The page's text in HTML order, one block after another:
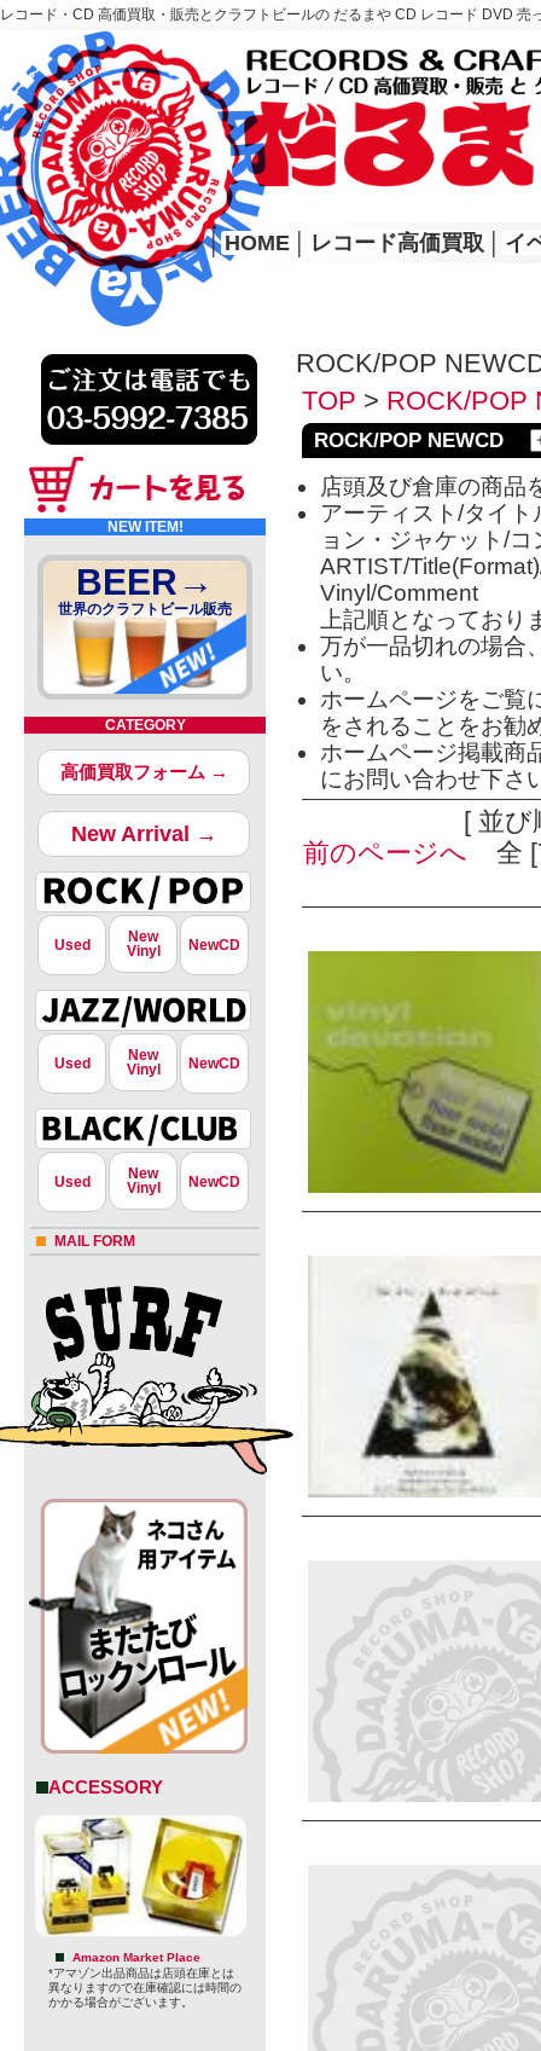
レコード・CD 高価買取・販売とクラフトビールの だるまや CD レコード DVD
レコード高価買取はこちら
HOME
│ HOME レコード高価買取 イ
NEW ITEM!
BEER→
世界のクラフトビール販売
CATEGORY
高価買取フォーム →
New Arrival →
Used
New
Vinyl
NewCD
Used
New
Vinyl
NewCD
Used
New
Vinyl
NewCD
MAIL FORM
ACCESSORY
Amazon Market Place
*アマゾン出品商品は店頭在庫とは
異なりますので在庫確認には時間の
かかる場合がございます。
ROCK/POP
TOP > ROCK/POP
ROCK/POP NEWCD
店頭及び倉庫の商品
アーティスト/タイ
ョン・ジャケット/
ARTIST/
Vinyl/Comment
上記順となっており
万が一品切れの場合
い。
ホームページをご覧
をされることをお勧
ホームページ掲載商
にお問い合わせ下さ
[ 並
前のページへ 全